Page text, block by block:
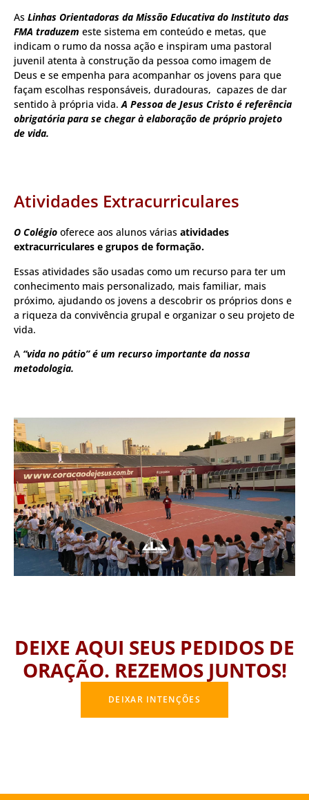
As Linhas Orientadoras da Missão Educativa do Instituto das
FMA traduzem este sistema em conteúdo e metas, que
indicam o rumo da nossa ação e inspiram uma pastoral
juvenil atenta à construção da pessoa como imagem de
Deus e se empenha para acompanhar os jovens para que
façam escolhas responsáveis, duradouras, capazes de dar
sentido à própria vida.A Pessoa de Jesus Cristo é referência
obrigatória para se chegar à elaboração de próprio projeto
de vida.
Atividades Extracurriculares
O Colégio oferece aos alunos várias atividades
extracurriculares e grupos de formação.
Essas atividades são usadas como um recurso para ter um
conhecimento mais personalizado, mais familiar, mais
próximo, ajudando os jovens a descobrir os próprios dons e
a riqueza da convivência grupal e organizar o seu projeto de
vida.
A “vida no pátio” é um recurso importante da nossa
metodologia.
DEIXE AQUI SEUS PEDIDOS DE
ORAÇÃO. REZEMOS JUNTOS!
DEIXAR INTENÇÕES